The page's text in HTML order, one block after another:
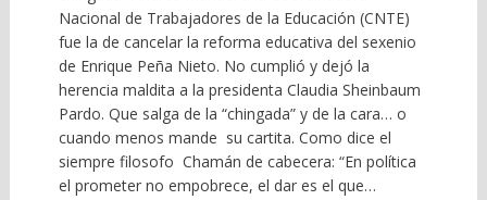
Nacional de Trabajadores de la Educación (CNTE)
fue la de cancelar la reforma educativa del sexenio
de Enrique Peña Nieto. No cumplió y dejó la
herencia maldita a la presidenta Claudia Sheinbaum
Pardo. Que salga de la “chingada” y de la cara… o
cuando menos mande su cartita. Como dice el
siempre filosofo Chamán de cabecera: “En política
el prometer no empobrece, el dar es el que…